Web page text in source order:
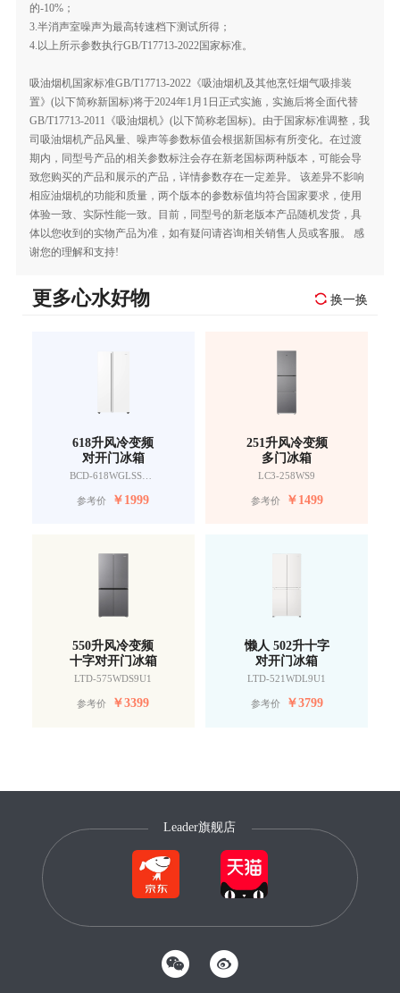
的-10%；
3.半消声室噪声为最高转速档下测试所得；
4.以上所示参数执行GB/T17713-2022国家标准。
吸油烟机国家标准GB/T17713-2022《吸油烟机及其他烹饪烟气吸排装
置》(以下简称新国标)将于2024年1月1日正式实施，实施后将全面代替
GB/T17713-2011《吸油烟机》(以下简称老国标)。由于国家标准调整，我
司吸油烟机产品风量、噪声等参数标值会根据新国标有所变化。在过渡
期内，同型号产品的相关参数标注会存在新老国标两种版本，可能会导
致您购买的产品和展示的产品，详情参数存在一定差异。 该差异不影响
相应油烟机的功能和质量，两个版本的参数标值均符合国家要求，使用
体验一致、实际性能一致。目前，同型号的新老版本产品随机发货，具
体以您收到的实物产品为准，如有疑问请咨询相关销售人员或客服。 感
谢您的理解和支持!
更多心水好物 换一换
618升风冷变频
对开门冰箱
BCD-618WGLSSEDW9
参考价 ￥1999
251升风冷变频
多门冰箱
LC3-258WS9
参考价 ￥1499
550升风冷变频
十字对开门冰箱
LTD-575WDS9U1
参考价 ￥3399
懒人 502升十字
对开门冰箱
LTD-521WDL9U1
参考价 ￥3799
Leader旗舰店